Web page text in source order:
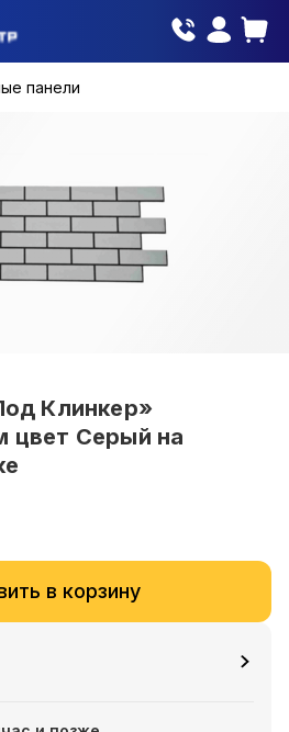
панели
Клинкер»
Серый на
в корзину